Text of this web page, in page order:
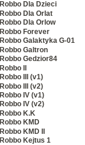
Robbo Dla Dzieci
Robbo Dla Orlat
Robbo Dla Orlow
Robbo Forever
Robbo Galaktyka G-01
Robbo Galtron
Robbo Gedzior84
Robbo II
Robbo III (v1)
Robbo III (v2)
Robbo IV (v1)
Robbo IV (v2)
Robbo K.K
Robbo KMD
Robbo KMD II
Robbo Kejtus 1